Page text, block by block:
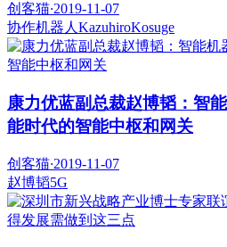
创客猫·2019-11-07
协作机器人 KazuhiroKosuge
康力优蓝副总裁赵博韬：智
能时代的智能中枢和网关
创客猫·2019-11-07
赵博韬5G